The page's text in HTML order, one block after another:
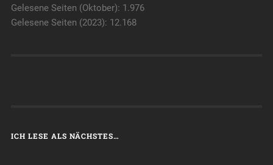
Gelesene Seiten (Oktober): 1.976
Gelesene Seiten (2023): 12.168
ICH LESE ALS NÄCHSTES…